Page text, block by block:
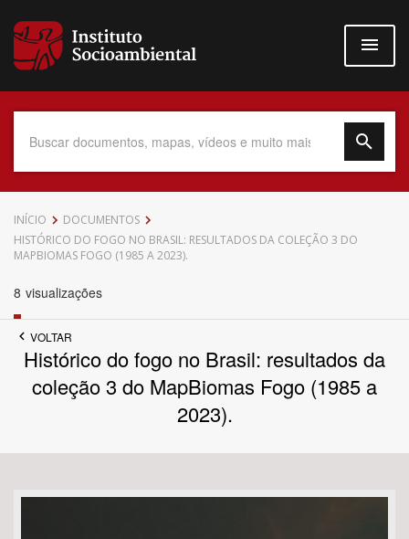
para
conteúdo
Data do Documento
Povo Indígena
Bioma / Bacia
Tema
INÍCIO
DOCUMENTOS
HISTÓRICO DO FOGO NO BRASIL: RESULTADOS DA COLEÇÃO 3 DO
MAPBIOMAS FOGO (1985 A 2023).
8 visualizações
VOLTAR
Histórico do fogo no Brasil: resultados da
coleção 3 do MapBiomas Fogo (1985 a
2023).